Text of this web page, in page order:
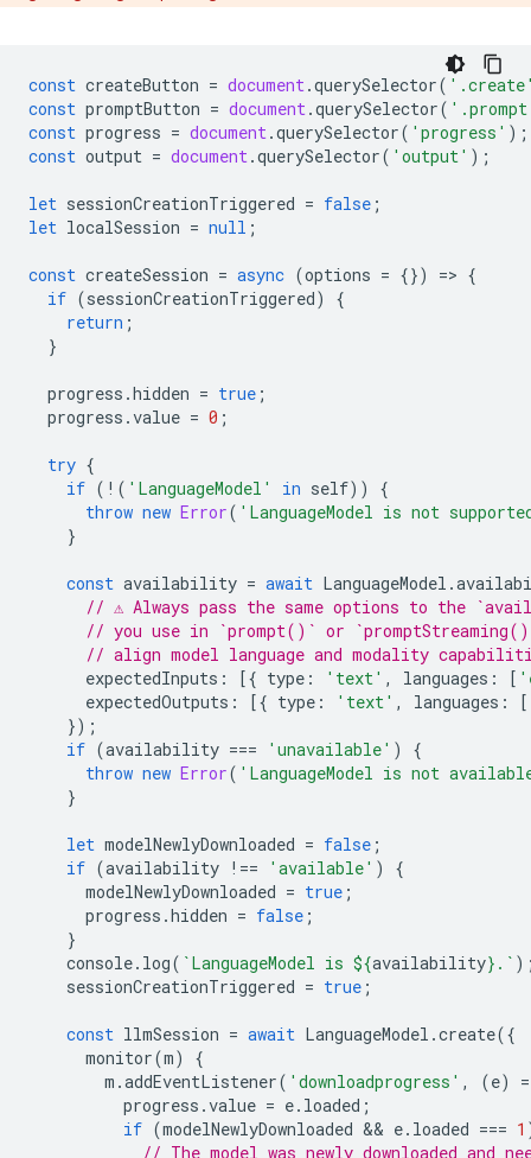
const createButton = document.querySelector(
const promptButton = document.querySelector(
const progress = document.querySelector( 'progress' );
const output = document.querySelector( 'output' );
let sessionCreationTriggered = false ;
let localSession = null ;
const createSession = async (options = {}) => {
if (sessionCreationTriggered)
{
return ;
}
progress .hidden = true ;
progress .value = 0 ;
try {
if ( ! ( 'LanguageModel' in self))
{
throw new Error( 'LanguageModel is not
}
const availability = await LanguageModel .
// ⚠️ Always pass the same options to the
// you use in `prompt()` or
// align model language and modality
expectedInputs : [{ type : 'text' , languages : [
expectedOutputs : [{ type : 'text' , languages : [
});
if (availability === 'unavailable' )
{
throw new Error( 'LanguageModel is not
}
let modelNewlyDownloaded = false ;
if (availability !== 'available' )
{
modelNewlyDownloaded = true ;
progress .hidden = false ;
}
console. log( `LanguageModel is ${availability} .`
sessionCreationTriggered = true ;
const llmSession = await LanguageModel .create({
monitor(m)
{
m .addEventListener( 'downloadprogress' , (e) =
progress .value = e. loaded ;
if (modelNewlyDownloaded && e. loaded === 1
// The model was newly downloaded and